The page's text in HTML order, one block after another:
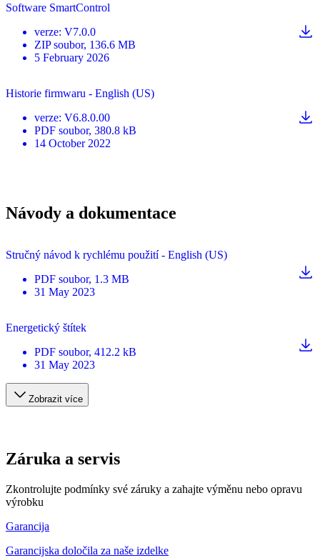
Software SmartControl
verze: V7.0.0
ZIP soubor, 136.6 MB
5 February 2026
Historie firmwaru - English (US)
verze: V6.8.0.00
PDF soubor, 380.8 kB
14 October 2022
Návody a dokumentace
Stručný návod k rychlému použití - English (US)
PDF soubor, 1.3 MB
31 May 2023
Energetický štítek
PDF soubor, 412.2 kB
31 May 2023
Zobrazit více
Záruka a servis
Zkontrolujte podmínky své záruky a zahajte výměnu nebo opravu
výrobku
Garancija
Garancijska določila za naše izdelke